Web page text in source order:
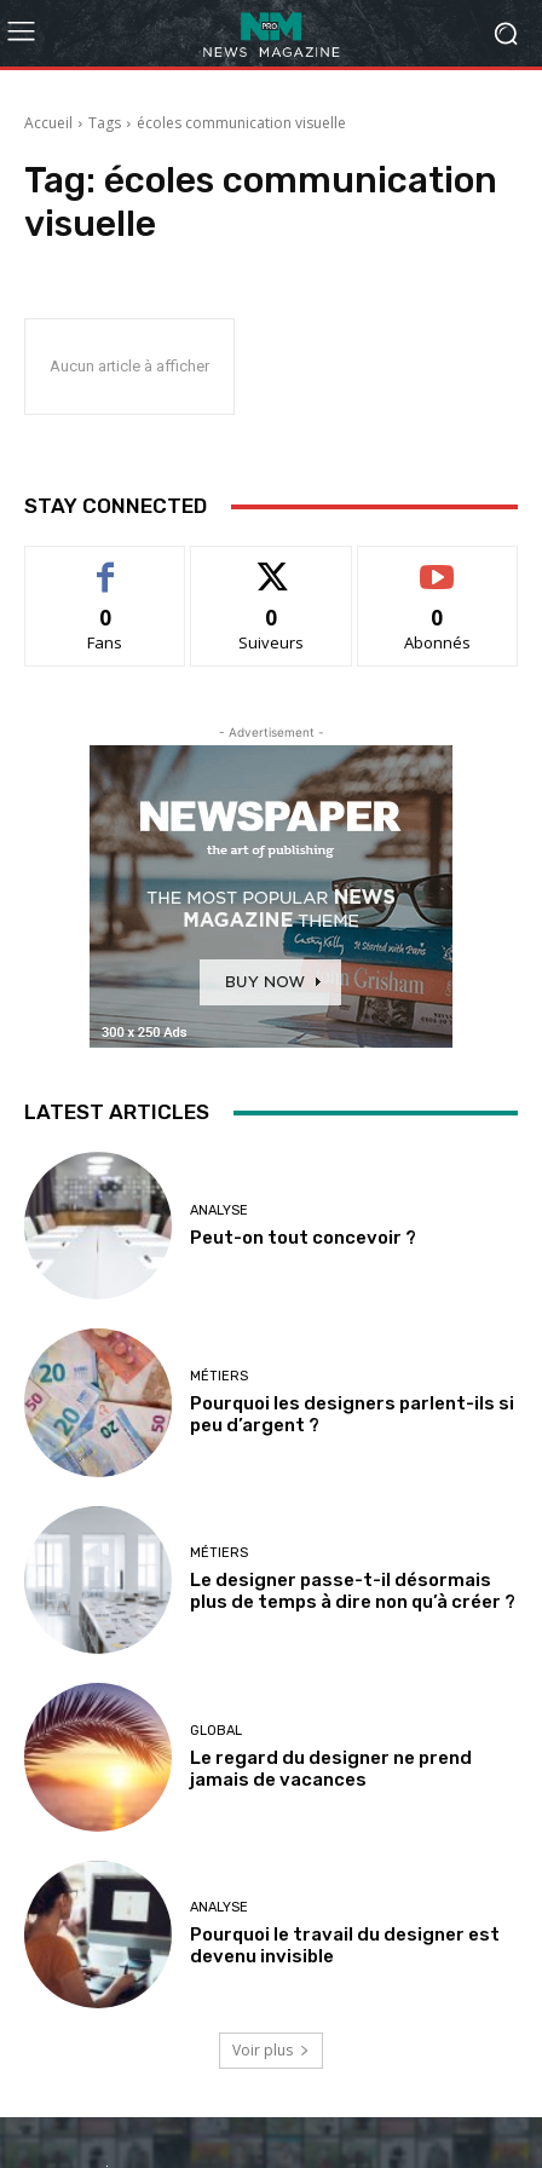
Accueil Tags écoles communication visuelle
Tag: écoles communication
visuelle
Aucun article à afficher
STAY CONNECTED
0
Fans
0
Suiveurs
0
Abonnés
- Advertisement -
LATEST ARTICLES
ANALYSE
Peut-on tout concevoir ?
MÉTIERS
Pourquoi les designers parlent-ils si
peu d’argent ?
MÉTIERS
Le designer passe-t-il désormais
plus de temps à dire non qu’à créer ?
GLOBAL
Le regard du designer ne prend
jamais de vacances
ANALYSE
Pourquoi le travail du designer est
devenu invisible
Voir plus